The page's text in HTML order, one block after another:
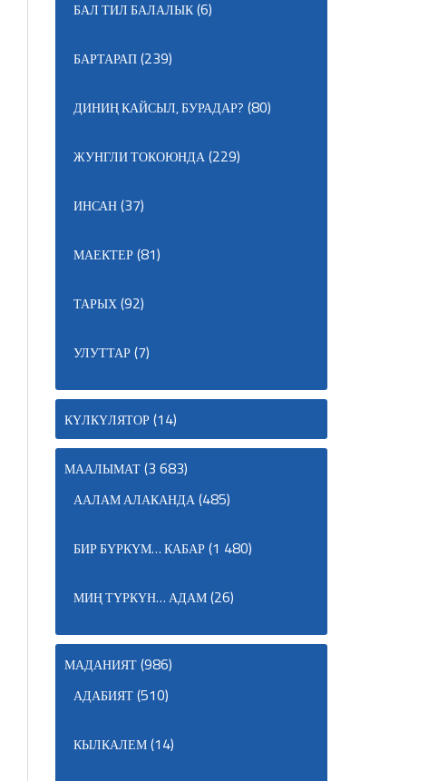
БАЛ ТИЛ БАЛАЛЫК(6)
БАРТАРАП(239)
ДИНИҢ КАЙСЫЛ, БУРАДАР? (80)
ЖУНГЛИ ТОКОЮНДА(229)
ИНСАН(37)
МАЕКТЕР(81)
ТАРЫХ(92)
УЛУТТАР(7)
КҮЛКҮЛЯТОР(14)
МААЛЫМАТ(3 683)
ААЛАМ АЛАКАНДА(485)
БИР БҮРКҮМ… КАБАР(1 480)
МИҢ ТҮРКҮН… АДАМ(26)
МАДАНИЯТ(986)
АДАБИЯТ(510)
КЫЛКАЛЕМ(14)